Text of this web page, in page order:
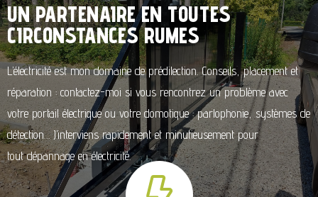
UN PARTENAIRE EN TOUTES
CIRCONSTANCES RUMES
L’électricité est mon domaine de prédilection. Conseils, placement et
réparation : contactez-moi si vous rencontrez un problème avec
votre portail électrique ou votre domotique : parlophonie, systèmes de
détection… J’interviens rapidement et minutieusement pour
tout dépannage en électricité.